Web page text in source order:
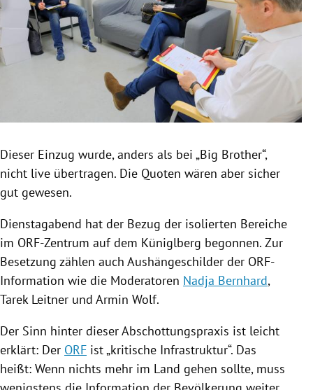
Untermenü
Untermenü
Untermenü
Dieser Einzug wurde, anders als bei „Big Brother“,
nicht live übertragen. Die Quoten wären aber sicher
gut gewesen.
Dienstagabend hat der Bezug der isolierten Bereiche
im ORF-Zentrum auf dem Küniglberg begonnen. Zur
Besetzung zählen auch Aushängeschilder der ORF-
Information wie die Moderatoren Nadja Bernhard,
Tarek Leitner und Armin Wolf.
Der Sinn hinter dieser Abschottungspraxis ist leicht
erklärt: Der ORF ist „kritische Infrastruktur“. Das
heißt: Wenn nichts mehr im Land gehen sollte, muss